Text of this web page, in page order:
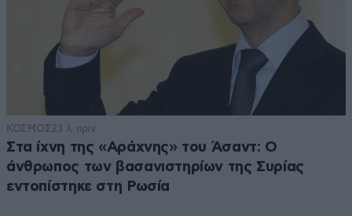
ΚΟΣΜΟΣ23 λ. πριν
Στα ίχνη της «Αράχνης» του Άσαντ: Ο
άνθρωπος των βασανιστηρίων της Συρίας
εντοπίστηκε στη Ρωσία